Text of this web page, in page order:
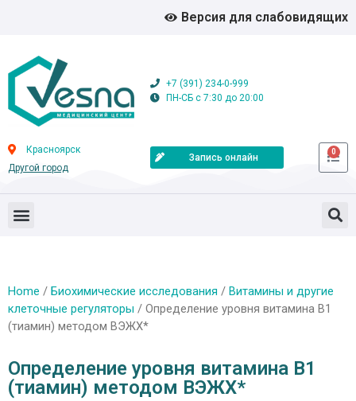
Версия для слабовидящих
+7 (391) 234-0-999
ПН-СБ с 7:30 до 20:00
Красноярск
Другой город
Запись онлайн
0
Home / Биохимические исследования / Витамины и другие
клеточные регуляторы / Определение уровня витамина В1
(тиамин) методом ВЭЖХ*
Определение уровня витамина В1
(тиамин) методом ВЭЖХ*